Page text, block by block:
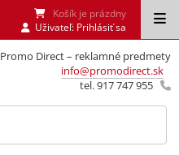
Promo Direct – reklamné predmety
info@promodirect.sk
tel. 917 747 955
Košík je prázdny
Uživateľ: Prihlásiť sa